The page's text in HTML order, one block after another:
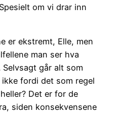
om vi drar inn
er ekstremt, Elle, men
man ser hva
går alt som
fordi det som regel
Det er for de
siden konsekvensene